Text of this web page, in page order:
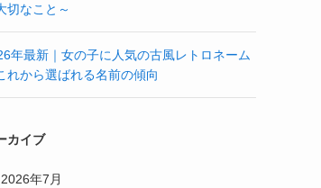
切なこと～
年最新｜女の子に人気の古風レトロネーム
れから選ばれる名前の傾向
カイブ
2026年7月